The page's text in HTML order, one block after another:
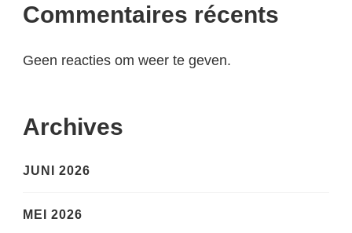
Commentaires récents
Geen reacties om weer te geven.
Archives
JUNI 2026
MEI 2026